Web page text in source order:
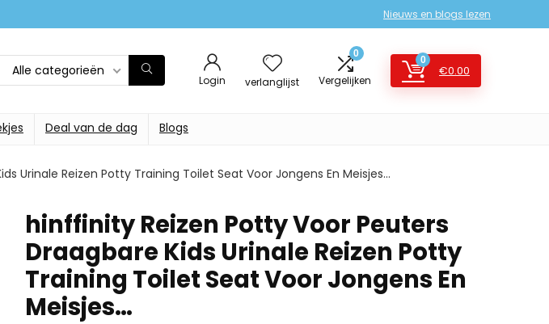
Nieuws en blogs lezen
Alle categorieën
Login verlanglijst
0
Vergelijken
0
€0.00
Deal van de dag Blogs
Urinale Reizen Potty Training Toilet Seat Voor Jongens En Meisjes…
hinffinity Reizen Potty Voor Peuters
Draagbare Kids Urinale Reizen Potty
Training Toilet Seat Voor Jongens En
Meisjes…